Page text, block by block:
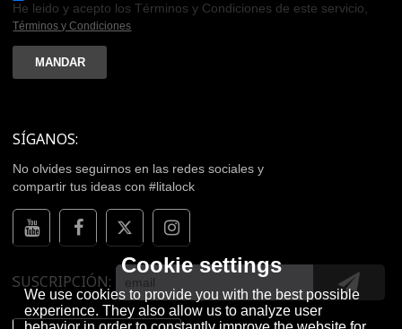
He leido y acepto los Términos y Condiciones de este servicio,
Términos y Condiciones
MANDAR
SÍGANOS:
No olvides seguirnos en las redes sociales y
compartir tus ideas con #litalock
SUSCRIPCIÓN
Cookie settings
We use cookies to provide you with the best possible
experience. They also allow us to analyze user